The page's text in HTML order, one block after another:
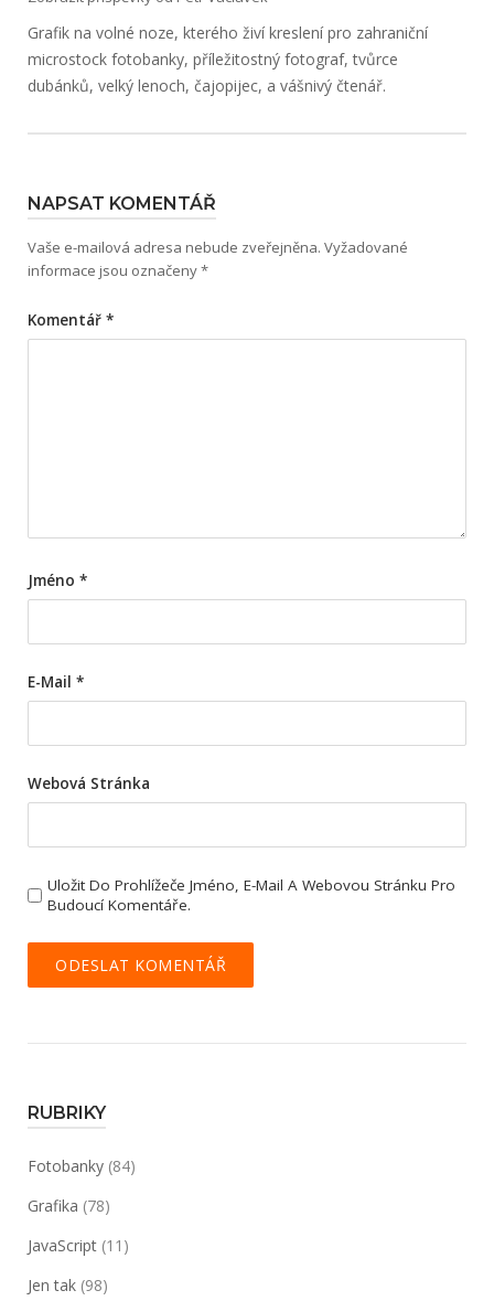
Grafik na volné noze, kterého živí kreslení pro zahraniční
microstock fotobanky, příležitostný fotograf, tvůrce
dubánků, velký lenoch, čajopijec, a vášnivý čtenář.
NAPSAT KOMENTÁŘ
Vaše e-mailová adresa nebude zveřejněna. Vyžadované
informace jsou označeny*
Komentář *
Jméno *
E-Mail *
Webová Stránka
Uložit Do Prohlížeče Jméno, E-Mail A Webovou Stránku Pro
Budoucí Komentáře.
RUBRIKY
Fotobanky (84)
Grafika (78)
JavaScript (11)
Jen tak (98)